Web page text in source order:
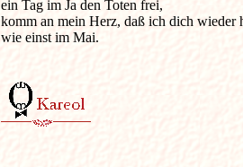
ein Tag im Ja den Toten frei,
komm an mein Herz, daß ich dich wieder
wie einst im Mai.